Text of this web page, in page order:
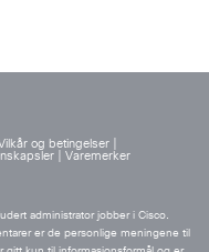
og betingelser
Varemerker
administrator jobber i Cisco.
er de personlige meningene til